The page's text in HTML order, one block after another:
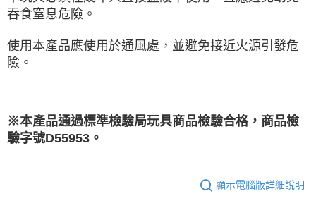
吞食窒息危險。
使用本產品應使用於通風處，並避免接近火源引發危
險。
※本產品通過標準檢驗局玩具商品檢驗合格，商品檢
驗字號D55953。
顯示電腦版詳細說明